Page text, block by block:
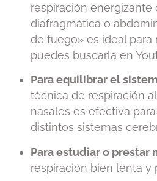
respiración energizante
diafragmática o
de fuego» es ideal para
puedes buscarla en
Para equilibrar el
técnica de respiración
nasales es efectiva
distintos sistemas
Para estudiar o prestar
respiración bien lenta y